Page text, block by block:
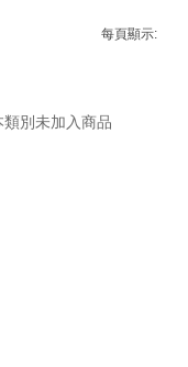
每頁顯示:
類別未加入商品